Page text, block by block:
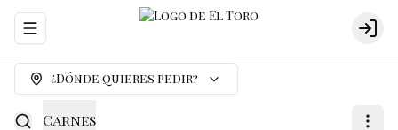
Abrir menu de navegación
¿Dónde quieres pedir?
Carnes